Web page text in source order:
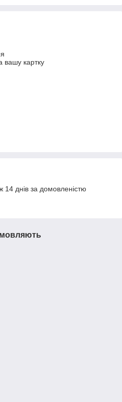
вашу картку
днів за домовленістю